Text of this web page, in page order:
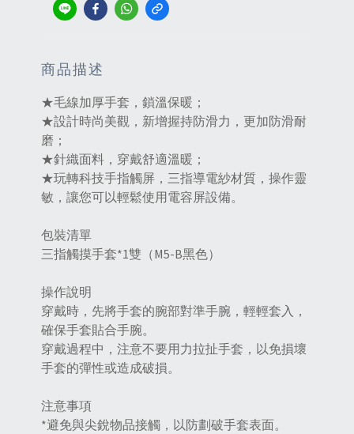
商品描述
★毛線加厚手套，鎖溫保暖；
★設計時尚美觀，新增握持防滑力，更加防滑耐
磨；
★針織面料，穿戴舒適溫暖；
★玩轉科技手指觸屏，三指導電紗材質，操作靈
敏，讓您可以輕鬆使用電容屏設備。
包裝清單
三指觸摸手套*1雙（M5-B黑色）
操作說明
穿戴時，先將手套的腕部對準手腕，輕輕套入‌，
確保手套貼合手腕。
‌穿戴過程中，注意不要用力拉扯手套，以免損壞
手套的彈性或造成破損‌。
注意事項
*避免與尖銳物品接觸‌，以防劃破手套表面。